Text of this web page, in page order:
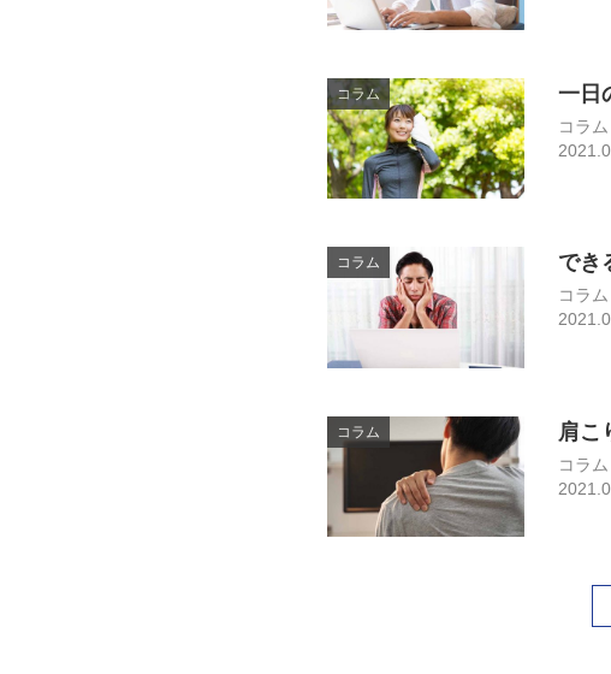
コラム 一日
コラム
コラム でき
コラム
コラム 肩こ
コラム